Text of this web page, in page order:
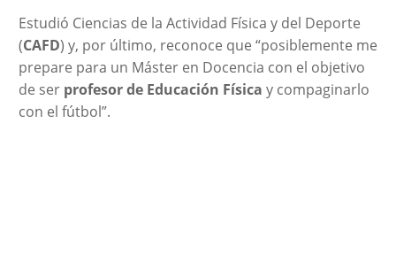
Estudió Ciencias de la Actividad Física y del Deporte
(CAFD) y, por último, reconoce que “posiblemente me
prepare para un Máster en Docencia con el objetivo
de ser profesor de Educación Física y compaginarlo
con el fútbol”.